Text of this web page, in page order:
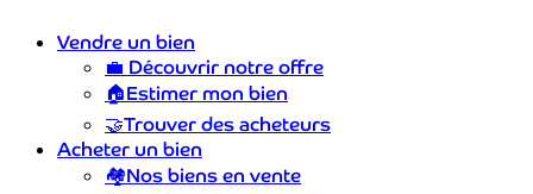
Vendre un bien
💼 Découvrir notre offre
🏠Estimer mon bien
🤝Trouver des acheteurs
Acheter un bien
🏘️Nos biens en vente